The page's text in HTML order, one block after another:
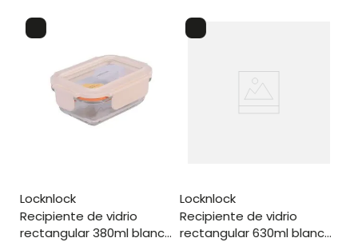
locknlock
recipiente de vidrio
rectangular 380ml blanco
locknlock
recipiente de vidrio
rectangular 630ml blanco